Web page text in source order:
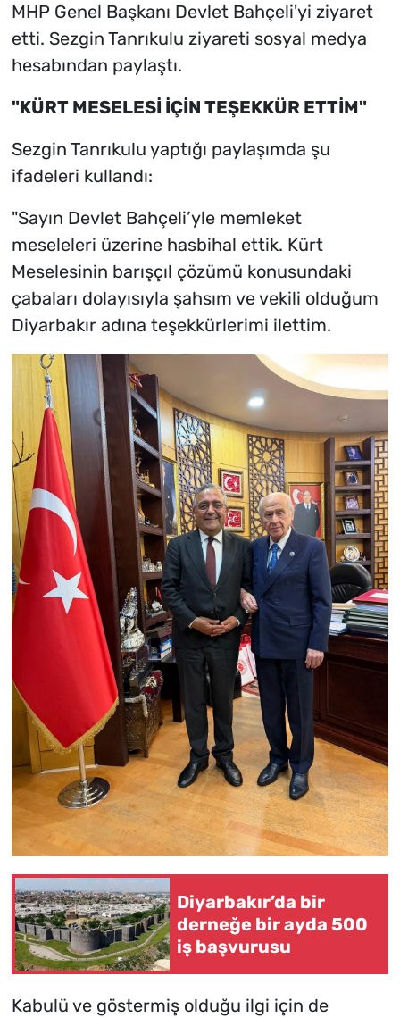
MHP Genel Başkanı Devlet Bahçeli'yi ziyaret
etti. Sezgin Tanrıkulu ziyareti sosyal medya
hesabından paylaştı.
"KÜRT MESELESİ İÇİN TEŞEKKÜR ETTİM"
Sezgin Tanrıkulu yaptığı paylaşımda şu
ifadeleri kullandı:
"Sayın Devlet Bahçeli’yle memleket
meseleleri üzerine hasbihal ettik. Kürt
Meselesinin barışçıl çözümü konusundaki
çabaları dolayısıyla şahsım ve vekili olduğum
Diyarbakır adına teşekkürlerimi ilettim.
Diyarbakır’da bir
derneğe bir ayda 500
iş başvurusu
Kabulü ve göstermiş olduğu ilgi için de